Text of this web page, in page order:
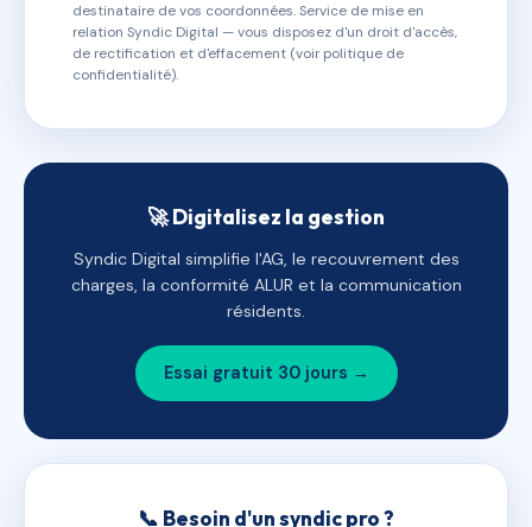
destinataire de vos coordonnées. Service de mise en
relation Syndic Digital — vous disposez d'un droit d'accès,
de rectification et d'effacement (voir politique de
confidentialité).
🚀 Digitalisez la gestion
Syndic Digital simplifie l'AG, le recouvrement des
charges, la conformité ALUR et la communication
résidents.
Essai gratuit 30 jours →
📞 Besoin d'un syndic pro ?